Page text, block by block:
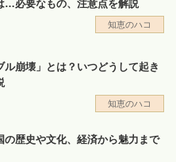
…必要なもの、注意点を解説
知恵のハコ
ル崩壊」とは？いつどうして起き
知恵のハコ
の歴史や文化、経済から魅力まで